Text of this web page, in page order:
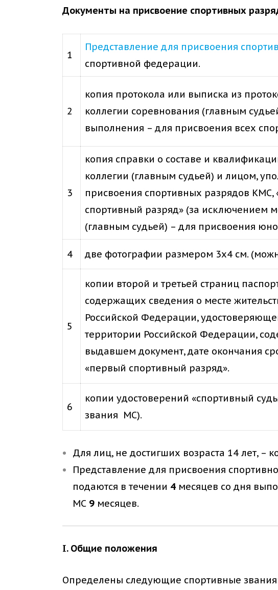
Документы на присвоение спортивных
1
Представление для присвоения
спортивной федерации.
2
копия протокола или выписка из
коллегии соревнования (главным
выполнения – для присвоения всех
3
копия справки о составе и
коллегии (главным судьей) и лицом,
присвоения спортивных разрядов КМС,
спортивный разряд» (за исключением
(главным судьей) – для присвоения
4 две фотографии размером 3х4 см.
5
копии второй и третьей страниц
содержащих сведения о месте
Российской Федерации,
территории Российской Федерации,
выдавшем документ, дате окончания
«первый спортивный разряд».
6
копии удостоверений «спортивный
звания МС).
Для лиц, не достигших возраста 14 лет, –
Представление для присвоения
подаются в течении 4 месяцев со дня
МС 9 месяцев.
I. Общие положения
Определены следующие спортивные